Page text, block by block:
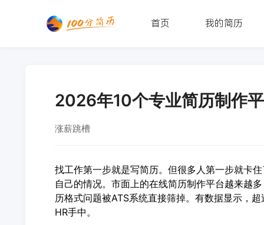
首页 我的简历
2026年10个专业简历制作
涨薪跳槽
找工作第一步就是写简历。但很多人第一步就卡
自己的情况。市面上的在线简历制作平台越来越
历格式问题被ATS系统直接筛掉。有数据显示，
HR手中。